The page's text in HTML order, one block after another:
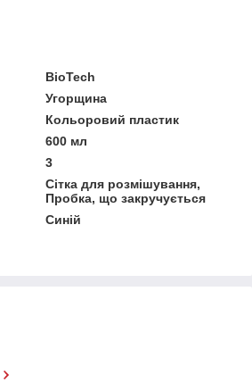
BioTech
Угорщина
Кольоровий пластик
600 мл
3
Сітка для розмішування,
Пробка, що закручується
Синій